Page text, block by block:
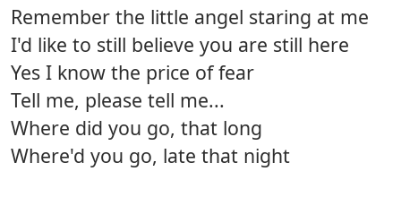
Remember the little angel staring at me
I'd like to still believe you are still here
Yes I know the price of fear
Tell me, please tell me...
Where did you go, that long
Where'd you go, late that night